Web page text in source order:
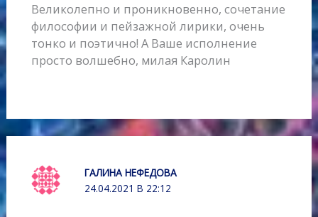
Великолепно и проникновенно, сочетание
философии и пейзажной лирики, очень
тонко и поэтично! А Ваше исполнение
просто волшебно, милая Каролин
ГАЛИНА НЕФЕДОВА
24.04.2021 В 22:12